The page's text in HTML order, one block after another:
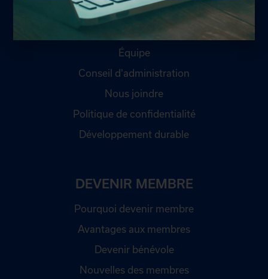
Qui sommes-nous ?
Équipe
Conseil d'administration
Nous joindre
Politique de confidentialité
Développement durable
DEVENIR MEMBRE
Pourquoi devenir membre
Avantages aux membres
Devenir bénévole
Nouvelles des membres